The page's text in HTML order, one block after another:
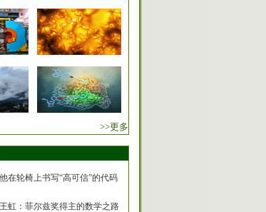
>>更多
在轮椅上书写“高可信”的代码
虹：菲尔兹奖得主的数学之路